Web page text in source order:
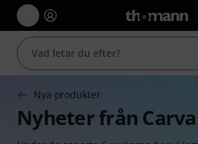
Nya produkter
Nyheter från